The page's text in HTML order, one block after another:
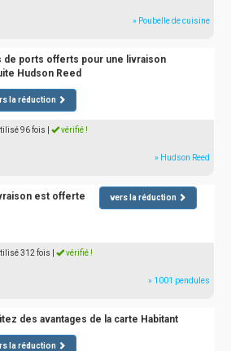
» Poubelle de cuisine
de ports offerts pour une livraison
Hudson Reed
la réduction
96 fois vérifié !
» Hudson Reed
est offerte vers la réduction
312 fois vérifié !
» 1001 pendules
des avantages de la carte Habitant
la réduction